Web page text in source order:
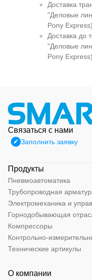
Доставка
"Деловые
Pony Express)
Доставка до
"Деловые
Pony Express)
Связаться с нами
Заполнить заявку
Продукты
Пневмоавтоматика
Трубопроводная
Электромеханика и
Горнодобывающая
Компрессоры
Контрольно-
Технические артикулы
О компании